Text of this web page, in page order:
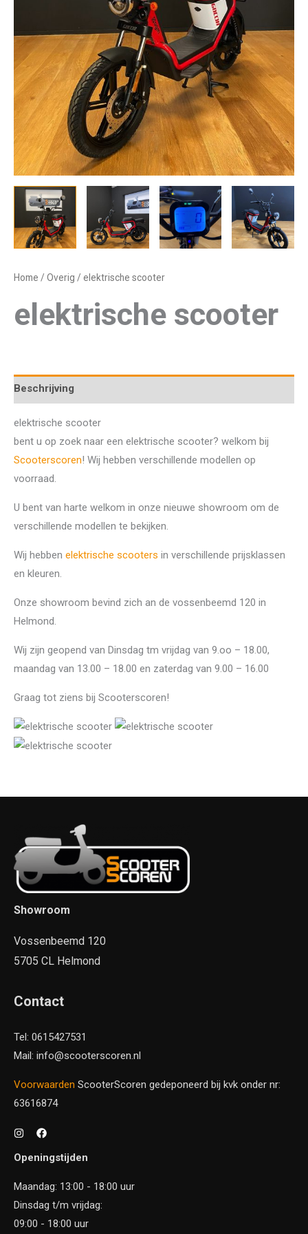
Home / Overig / elektrische scooter
elektrische scooter
Beschrijving
elektrische scooter
bent u op zoek naar een elektrische scooter? welkom bij
Scooterscoren! Wij hebben verschillende modellen op
voorraad.
U bent van harte welkom in onze nieuwe showroom om de
verschillende modellen te bekijken.
Wij hebben elektrische scooters in verschillende prijsklassen
en kleuren.
Onze showroom bevind zich an de vossenbeemd 120 in
Helmond.
Wij zijn geopend van Dinsdag tm vrijdag van 9.oo – 18.00,
maandag van 13.00 – 18.00 en zaterdag van 9.00 – 16.00
Graag tot ziens bij Scooterscoren!
Showroom
Vossenbeemd 120
5705 CL Helmond
Contact
Tel: 0615427531
Mail: info@scooterscoren.nl
Voorwaarden ScooterScoren gedeponeerd bij kvk onder nr:
63616874
Openingstijden
Maandag: 13:00 - 18:00 uur
Dinsdag t/m vrijdag:
09:00 - 18:00 uur